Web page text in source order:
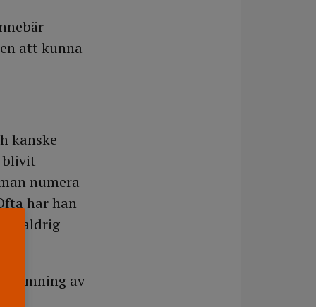
att kunna
kanske
blivit
numera
har han
aldrig
av